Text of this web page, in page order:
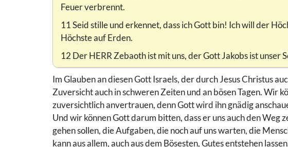
Feuer verbrennt.
11 Seid stille und erkennet, dass ich Gott bin! Ich will der
Höchste auf Erden.
12 Der HERR Zebaoth ist mit uns, der Gott Jakobs ist unser
Im Glauben an diesen Gott Israels, der durch Jesus Christus
Zuversicht auch in schweren Zeiten und an bösen Tagen. Wir
zuversichtlich anvertrauen, denn Gott wird ihn gnädig
Und wir können Gott darum bitten, dass er uns auch den Weg
gehen sollen, die Aufgaben, die noch auf uns warten, die
kann aus allem, auch aus dem Bösesten, Gutes entstehen